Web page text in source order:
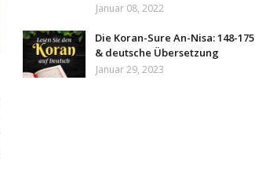
Januar 08, 2022
Die Koran-Sure An-Nisa: 148-175
& deutsche Übersetzung
Januar 29, 2023